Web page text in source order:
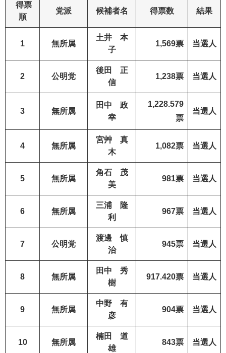
得票
順
党派 候補者名 得票数 結果
1 無所属
土井 本
子
1,569票 当選人
2 公明党
後田 正
信
1,238票 当選人
3 無所属
田中 政
幸
1,228.579
票
当選人
4 無所属
宮艸 真
木
1,082票 当選人
5 無所属
角石 茂
美
981票 当選人
6 無所属
三浦 隆
利
967票 当選人
7 公明党
渡邊 慎
治
945票 当選人
8 無所属
田中 秀
樹
917.420票 当選人
9 無所属
中野 有
彦
904票 当選人
10 無所属
楠田 道
雄
843票 当選人